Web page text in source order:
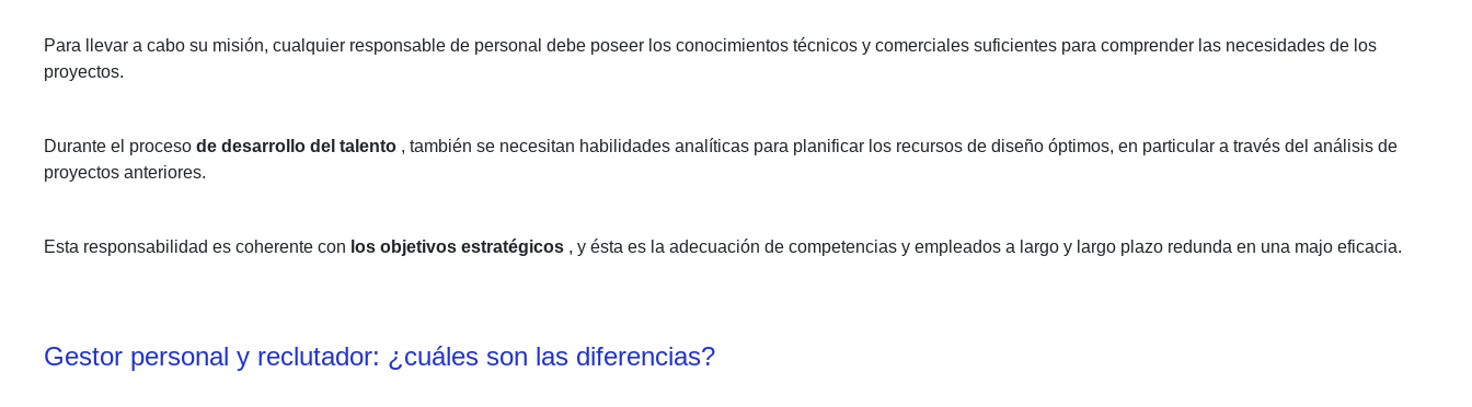
Para llevar a cabo su misión, cualquier responsable de personal debe poseer los conocimientos técnicos y comerciales suficientes para comprender las necesidades de los
proyectos.
Durante el proceso de desarrollo del talento , también se necesitan habilidades analíticas para planificar los recursos de diseño óptimos, en particular a través del análisis de
proyectos anteriores.
Esta responsabilidad es coherente con los objetivos estratégicos , y ésta es la adecuación de competencias y empleados a largo y largo plazo redunda en una majo eficacia.
Gestor personal y reclutador: ¿cuáles son las diferencias?